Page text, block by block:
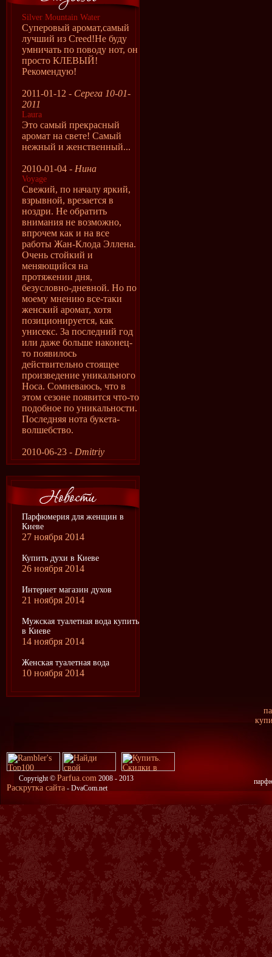
Silver Mountain Water
Суперовый аромат,самый
лучший из Creed!Не буду
умничать по поводу нот, он
просто КЛЕВЫЙ!
Рекомендую!
2011-01-12 - Серега 10-01-
2011
Laura
Это самый прекрасный
аромат на свете! Самый
нежный и женственный...
2010-01-04 - Нина
Voyage
Свежий, по началу яркий,
взрывной, врезается в
ноздри. Не обратить
внимания не возможно,
впрочем как и на все
работы Жан-Клода Эллена.
Очень стойкий и
меняющийся на
протяжении дня,
безусловно-дневной. Но по
моему мнению все-таки
женский аромат, хотя
позиционируется, как
унисекс. За последний год
или даже больше наконец-
то появилось
действительно стоящее
произведение уникального
Носа. Сомневаюсь, что в
этом сезоне появится что-то
подобное по уникальности.
Последняя нота букета-
волшебство.
2010-06-23 - Dmitriy
Парфюмерия для женщин в
Киеве
27 ноября 2014
Купить духи в Киеве
26 ноября 2014
Интернет магазин духов
21 ноября 2014
Мужская туалетная вода купить
в Киеве
14 ноября 2014
Женская туалетная вода
10 ноября 2014
Copyright © Parfua.com 2008 - 2013
Раскрутка сайта - DvaCom.net